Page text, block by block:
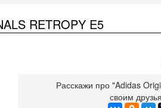
RETROPY E5
Расскажи про "Adidas
своим